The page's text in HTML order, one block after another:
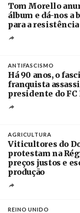
Tom Morello
álbum e dá-nos a
para a resistência
ANTIFASCISMO
Há 90 anos, o
franquista
presidente do FC
AGRICULTURA
Viticultores do
protestam na
preços justos e
produção
REINO UNIDO